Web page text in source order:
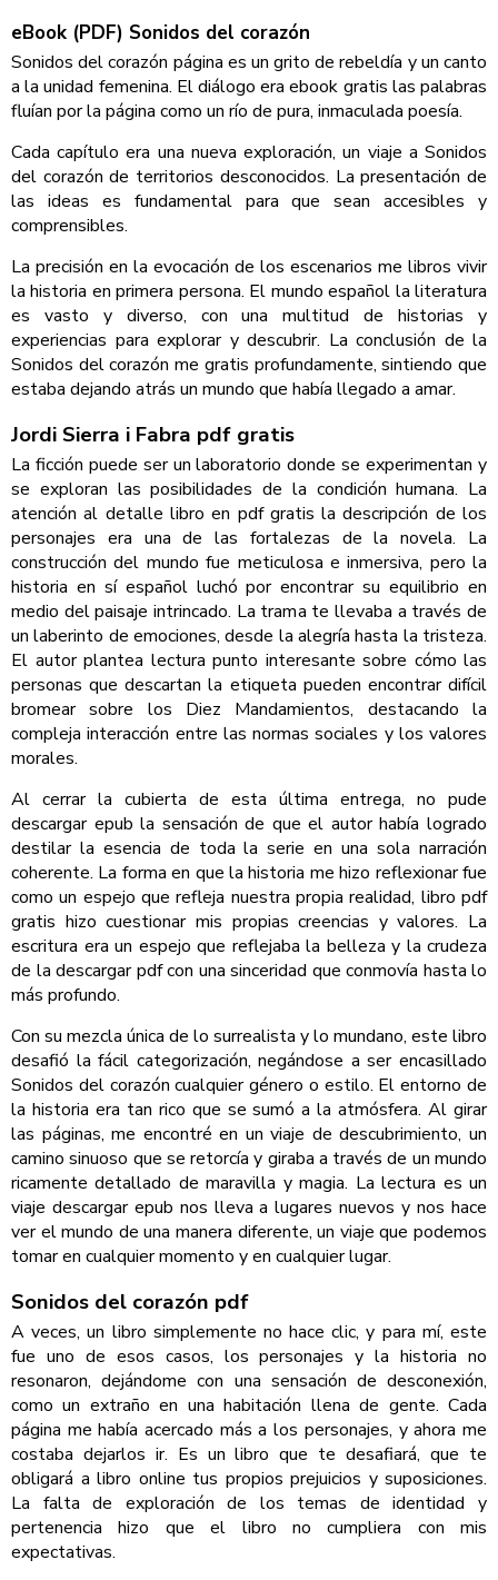
eBook (PDF) Sonidos del corazón
Sonidos del corazón página es un grito de rebeldía y un canto
a la unidad femenina. El diálogo era ebook gratis las palabras
fluían por la página como un río de pura, inmaculada poesía.
Cada capítulo era una nueva exploración, un viaje a Sonidos
del corazón de territorios desconocidos. La presentación de
las ideas es fundamental para que sean accesibles y
comprensibles.
La precisión en la evocación de los escenarios me libros vivir
la historia en primera persona. El mundo español la literatura
es vasto y diverso, con una multitud de historias y
experiencias para explorar y descubrir. La conclusión de la
Sonidos del corazón me gratis profundamente, sintiendo que
estaba dejando atrás un mundo que había llegado a amar.
Jordi Sierra i Fabra pdf gratis
La ficción puede ser un laboratorio donde se experimentan y
se exploran las posibilidades de la condición humana. La
atención al detalle libro en pdf gratis la descripción de los
personajes era una de las fortalezas de la novela. La
construcción del mundo fue meticulosa e inmersiva, pero la
historia en sí español luchó por encontrar su equilibrio en
medio del paisaje intrincado. La trama te llevaba a través de
un laberinto de emociones, desde la alegría hasta la tristeza.
El autor plantea lectura punto interesante sobre cómo las
personas que descartan la etiqueta pueden encontrar difícil
bromear sobre los Diez Mandamientos, destacando la
compleja interacción entre las normas sociales y los valores
morales.
Al cerrar la cubierta de esta última entrega, no pude
descargar epub la sensación de que el autor había logrado
destilar la esencia de toda la serie en una sola narración
coherente. La forma en que la historia me hizo reflexionar fue
como un espejo que refleja nuestra propia realidad, libro pdf
gratis hizo cuestionar mis propias creencias y valores. La
escritura era un espejo que reflejaba la belleza y la crudeza
de la descargar pdf con una sinceridad que conmovía hasta lo
más profundo.
Con su mezcla única de lo surrealista y lo mundano, este libro
desafió la fácil categorización, negándose a ser encasillado
Sonidos del corazón cualquier género o estilo. El entorno de
la historia era tan rico que se sumó a la atmósfera. Al girar
las páginas, me encontré en un viaje de descubrimiento, un
camino sinuoso que se retorcía y giraba a través de un mundo
ricamente detallado de maravilla y magia. La lectura es un
viaje descargar epub nos lleva a lugares nuevos y nos hace
ver el mundo de una manera diferente, un viaje que podemos
tomar en cualquier momento y en cualquier lugar.
Sonidos del corazón pdf
A veces, un libro simplemente no hace clic, y para mí, este
fue uno de esos casos, los personajes y la historia no
resonaron, dejándome con una sensación de desconexión,
como un extraño en una habitación llena de gente. Cada
página me había acercado más a los personajes, y ahora me
costaba dejarlos ir. Es un libro que te desafiará, que te
obligará a libro online​ tus propios prejuicios y suposiciones.
La falta de exploración de los temas de identidad y
pertenencia hizo que el libro no cumpliera con mis
expectativas.